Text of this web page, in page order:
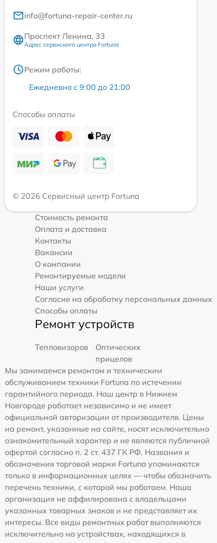
info@fortuna-repair-center.ru
Проспект Ленина, 33
Адрес сервисного центра Fortuna
Режим работы:
Ежедневно с 9:00 до 21:00
Способы оплаты
© 2026 Сервисный центр Fortuna
Стоимость ремонта
Оплата и доставка
Контакты
Вакансии
О компании
Ремонтируемые модели
Наши услуги
Согласие на обработку персональных данных
Способы оплаты
Ремонт устройств
Тепловизоров
Оптических
прицелов
Мы занимаемся ремонтом и техническим
обслуживанием техники Fortuna по истечении
гарантийного периода. Наш центр в Нижнем
Новгороде работает независимо и не имеет
официальной авторизации от производителя. Цены
на ремонт, указанные на сайте, носят исключительно
ознакомительный характер и не являются публичной
офертой согласно п. 2 ст. 437 ГК РФ. Названия и
обозначения торговой марки Fortuna упоминаются
только в информационных целях — чтобы обозначить
перечень техники, с которой мы работаем. Наша
организация не аффилирована с владельцами
указанных товарных знаков и не представляет их
интересы. Все виды ремонтных работ выполняются
исключительно на устройствах, находящихся в